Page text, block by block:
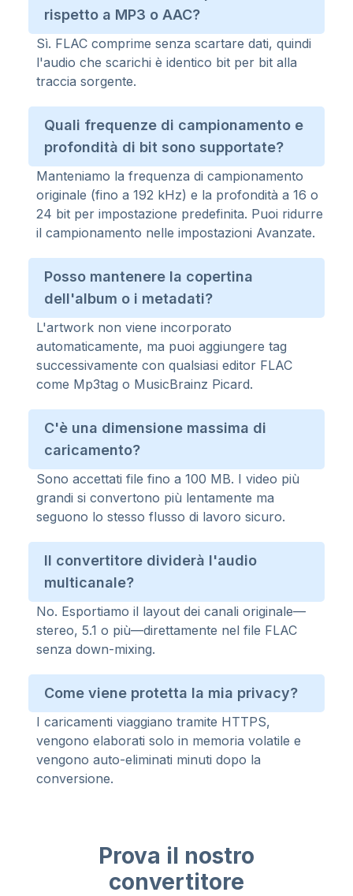
rispetto a MP3 o AAC?
Sì. FLAC comprime senza scartare dati, quindi
l'audio che scarichi è identico bit per bit alla
traccia sorgente.
Quali frequenze di campionamento e
profondità di bit sono supportate?
Manteniamo la frequenza di campionamento
originale (fino a 192 kHz) e la profondità a 16 o
24 bit per impostazione predefinita. Puoi ridurre
il campionamento nelle impostazioni Avanzate.
Posso mantenere la copertina
dell'album o i metadati?
L'artwork non viene incorporato
automaticamente, ma puoi aggiungere tag
successivamente con qualsiasi editor FLAC
come Mp3tag o MusicBrainz Picard.
C'è una dimensione massima di
caricamento?
Sono accettati file fino a 100 MB. I video più
grandi si convertono più lentamente ma
seguono lo stesso flusso di lavoro sicuro.
Il convertitore dividerà l'audio
multicanale?
No. Esportiamo il layout dei canali originale—
stereo, 5.1 o più—direttamente nel file FLAC
senza down-mixing.
Come viene protetta la mia privacy?
I caricamenti viaggiano tramite HTTPS,
vengono elaborati solo in memoria volatile e
vengono auto-eliminati minuti dopo la
conversione.
Prova il nostro
convertitore